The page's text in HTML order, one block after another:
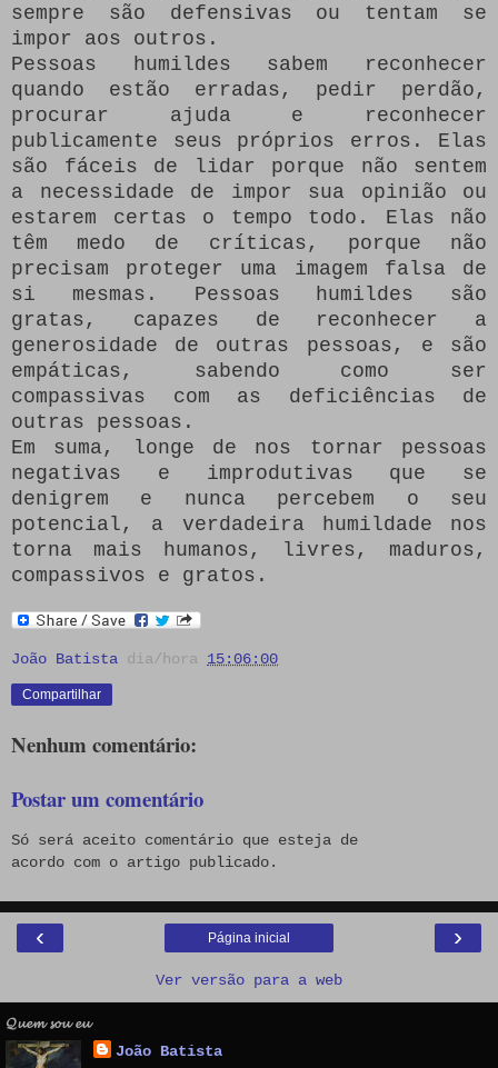
sempre são defensivas ou tentam se
impor aos outros.
Pessoas humildes sabem reconhecer
quando estão erradas, pedir perdão,
procurar ajuda e reconhecer
publicamente seus próprios erros. Elas
são fáceis de lidar porque não sentem
a necessidade de impor sua opinião ou
estarem certas o tempo todo. Elas não
têm medo de críticas, porque não
precisam proteger uma imagem falsa de
si mesmas. Pessoas humildes são
gratas, capazes de reconhecer a
generosidade de outras pessoas, e são
empáticas, sabendo como ser
compassivas com as deficiências de
outras pessoas.
Em suma, longe de nos tornar pessoas
negativas e improdutivas que se
denigrem e nunca percebem o seu
potencial, a verdadeira humildade nos
torna mais humanos, livres, maduros,
compassivos e gratos.
João Batista dia/hora 15:06:00
Compartilhar
Nenhum comentário:
Postar um comentário
Só será aceito comentário que esteja de
acordo com o artigo publicado.
‹ ›
Página inicial
Ver versão para a web
𝓠𝓾𝓮𝓶 𝓼𝓸𝓾 𝓮𝓾
João Batista